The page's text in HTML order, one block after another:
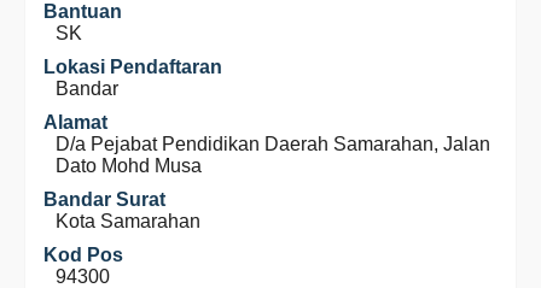
Bantuan
SK
Lokasi Pendaftaran
Bandar
Alamat
D/a Pejabat Pendidikan Daerah Samarahan, Jalan
Dato Mohd Musa
Bandar Surat
Kota Samarahan
Kod Pos
94300